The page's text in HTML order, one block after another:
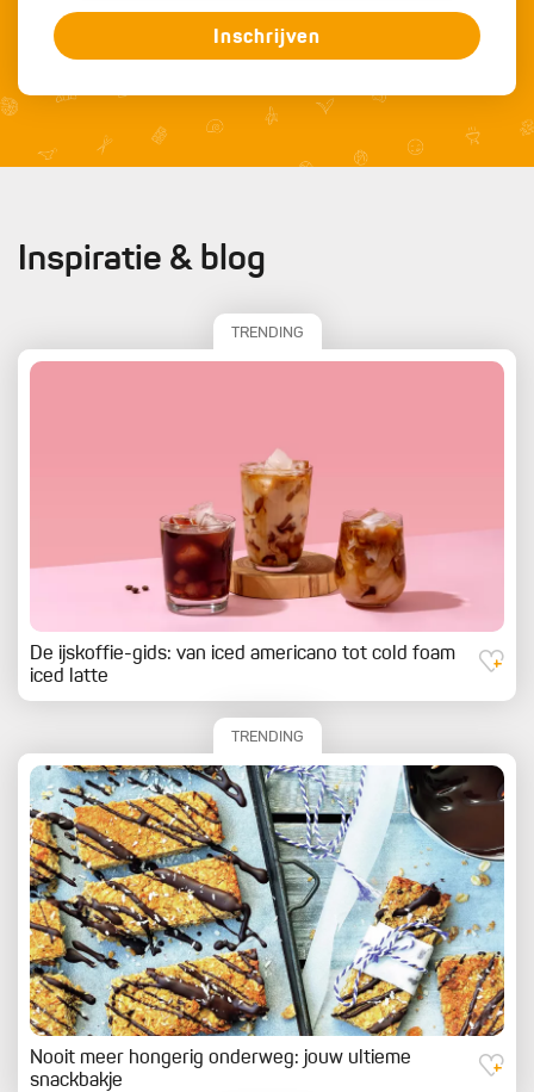
Inschrijven
Inspiratie & blog
TRENDING
De ijskoffie-gids: van iced americano tot cold foam
iced latte
TRENDING
Nooit meer hongerig onderweg: jouw ultieme
snackbakje